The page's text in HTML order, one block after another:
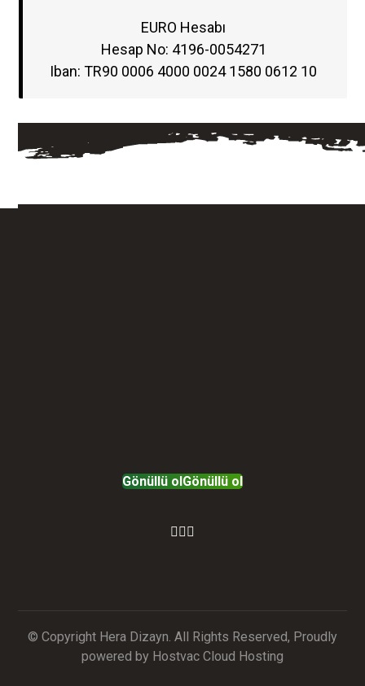
EURO Hesabı
Hesap No: 4196-0054271
Iban: TR90 0006 4000 0024 1580 0612 10
Gönüllü olGönüllü ol
© Copyright Hera Dizayn. All Rights Reserved, Proudly
powered by Hostvac Cloud Hosting